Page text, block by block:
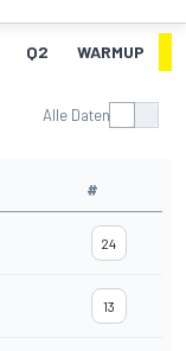
Q2 WARMUP
Alle Daten
#
24
13